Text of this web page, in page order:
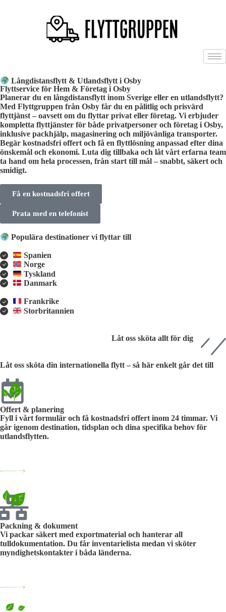
Långdistansflytt & Utlandsflytt i Osby
Flyttservice för Hem & Företag i Osby
Planerar du en långdistansflytt inom Sverige eller en utlandsflytt?
Med Flyttgruppen från Osby får du en pålitlig och prisvärd
flyttjänst – oavsett om du flyttar privat eller företag. Vi erbjuder
kompletta flyttjänster för både privatpersoner och företag i Osby,
inklusive packhjälp, magasinering och miljövänliga transporter.
Begär kostnadsfri offert och få en flyttlösning anpassad efter dina
önskemål och ekonomi. Luta dig tillbaka och låt vårt erfarna team
ta hand om hela processen, från start till mål – snabbt, säkert och
smidigt.
Få en kostnadsfri offert
Prata med en telefonist
Populära destinationer vi flyttar till
Spanien
Norge
Tyskland
Danmark
Frankrike
Storbritannien
Låt oss sköta allt för dig
Låt oss sköta din internationella flytt – så här enkelt går det till
Offert & planering
Fyll i vårt formulär och få kostnadsfri offert inom 24 timmar. Vi
går igenom destination, tidsplan och dina specifika behov för
utlandsflytten.
Packning & dokument
Vi packar säkert med exportmaterial och hanterar all
tulldokumentation. Du får inventarielista medan vi sköter
myndighetskontakter i båda länderna.